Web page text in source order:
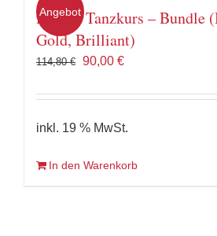
Angebot
Rumba Tanzkurs – Bundle
Gold, Brilliant)
114,80€
Ursprünglicher
war:
90,00 €Aktueller
ist:
inkl. 19 % MwSt.
In den Warenkorb